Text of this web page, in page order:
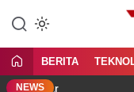
konten
BERITA
NEWS